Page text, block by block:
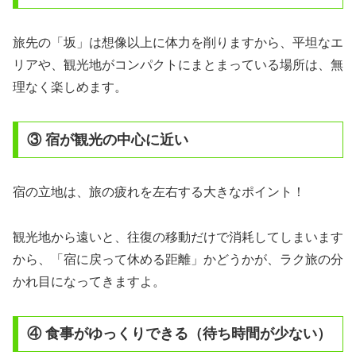
旅先の「坂」は想像以上に体力を削りますから、平坦なエ
リアや、観光地がコンパクトにまとまっている場所は、無
理なく楽しめます。
③ 宿が観光の中心に近い
宿の立地は、旅の疲れを左右する大きなポイント！
観光地から遠いと、往復の移動だけで消耗してしまいます
から、「宿に戻って休める距離」かどうかが、ラク旅の分
かれ目になってきますよ。
④ 食事がゆっくりできる（待ち時間が少ない）